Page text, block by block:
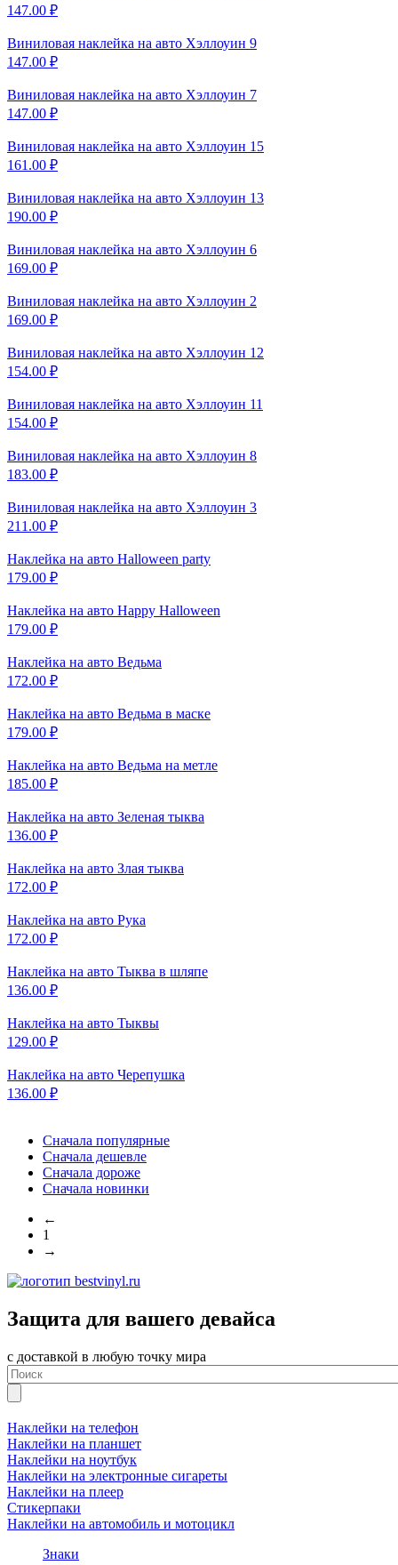
147.00 ₽
Виниловая наклейка на авто Хэллоуин 9
147.00 ₽
Виниловая наклейка на авто Хэллоуин 7
147.00 ₽
Виниловая наклейка на авто Хэллоуин 15
161.00 ₽
Виниловая наклейка на авто Хэллоуин 13
190.00 ₽
Виниловая наклейка на авто Хэллоуин 6
169.00 ₽
Виниловая наклейка на авто Хэллоуин 2
169.00 ₽
Виниловая наклейка на авто Хэллоуин 12
154.00 ₽
Виниловая наклейка на авто Хэллоуин 11
154.00 ₽
Виниловая наклейка на авто Хэллоуин 8
183.00 ₽
Виниловая наклейка на авто Хэллоуин 3
211.00 ₽
Наклейка на авто Halloween party
179.00 ₽
Наклейка на авто Happy Halloween
179.00 ₽
Наклейка на авто Ведьма
172.00 ₽
Наклейка на авто Ведьма в маске
179.00 ₽
Наклейка на авто Ведьма на метле
185.00 ₽
Наклейка на авто Зеленая тыква
136.00 ₽
Наклейка на авто Злая тыква
172.00 ₽
Наклейка на авто Рука
172.00 ₽
Наклейка на авто Тыква в шляпе
136.00 ₽
Наклейка на авто Тыквы
129.00 ₽
Наклейка на авто Черепушка
136.00 ₽
Сначала популярные
Сначала дешевле
Сначала дороже
Сначала новинки
←
1
→
Защита для вашего девайса
с доставкой в любую точку мира
Наклейки на телефон
Наклейки на планшет
Наклейки на ноутбук
Наклейки на электронные сигареты
Наклейки на плеер
Стикерпаки
Наклейки на автомобиль и мотоцикл
Знаки